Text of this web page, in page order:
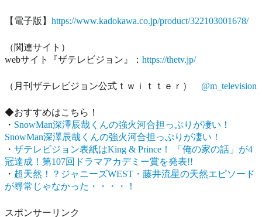
【電子版】 https://www.kadokawa.co.jp/product/322103001678/
（関連サイト）
webサイト『ザテレビジョン』： https://thetv.jp/
（月刊ザテレビジョン公式ｔｗｉｔｔｅｒ） @m_television
◆おすすめはこちら！
・ SnowMan深澤辰哉くんの強火河合担っぷりが凄い！
SnowMan深澤辰哉くんの強火河合担っぷりが凄い！
・ ザテレビジョン表紙はKing & Prince！ 「俺の家の話」が4
冠達成！第107回ドラマアカデミー賞を発表!!
・ 超天然！？ジャニーズWEST・藤井流星の天然エピソード
が尋常じゃなかった・・・・！
スポンサーリンク